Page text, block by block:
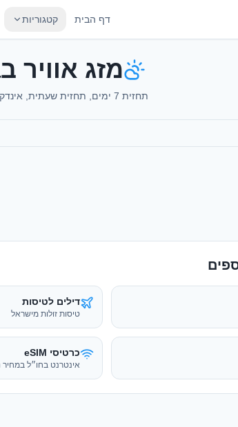
דף הבית קטגוריות
מזג אוויר בMalacca, מלזיה
תחזית 7 ימים, תחזית שעתית, אינדקס UV, סיכויי גשם וטיפים לאריזה לMalacca
טיסות זולות מישראל